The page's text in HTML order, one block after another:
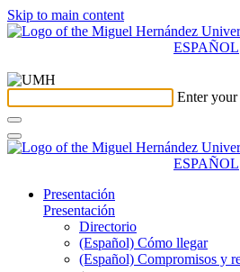
Skip to main content
ESPAÑOL
Enter your
ESPAÑOL
Presentación
Presentación
Directorio
(Español) Cómo llegar
(Español) Compromisos y